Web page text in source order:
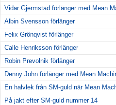
Vidar Gjermstad förlänger med Mean
Albin Svensson förlänger
Felix Grönqvist förlänger
Calle Henriksson förlänger
Robin Prevolnik förlänger
Denny John förlänger med Mean
En halvlek från SM-guld när Mean
På jakt efter SM-guld nummer 14